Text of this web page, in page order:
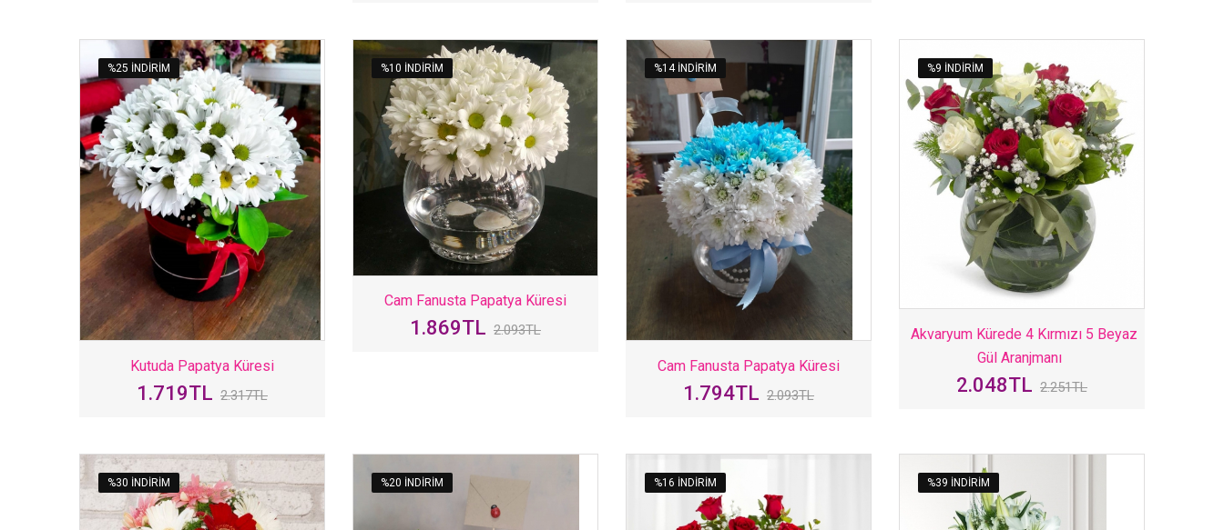
%25 INDIRIM
Kutuda Papatya Küresi
1.719TL 2.317TL
%10 INDIRIM
Cam Fanusta Papatya Küresi
1.869TL 2.093TL
%14 INDIRIM
Cam Fanusta Papatya Küresi
1.794TL 2.093TL
%9 INDIRIM
Akvaryum Kürede 4 Kırmızı 5 Beyaz
Gül Aranjmanı
2.048TL 2.251TL
%30 INDIRIM %20 INDIRIM %16 INDIRIM %39 INDIRIM